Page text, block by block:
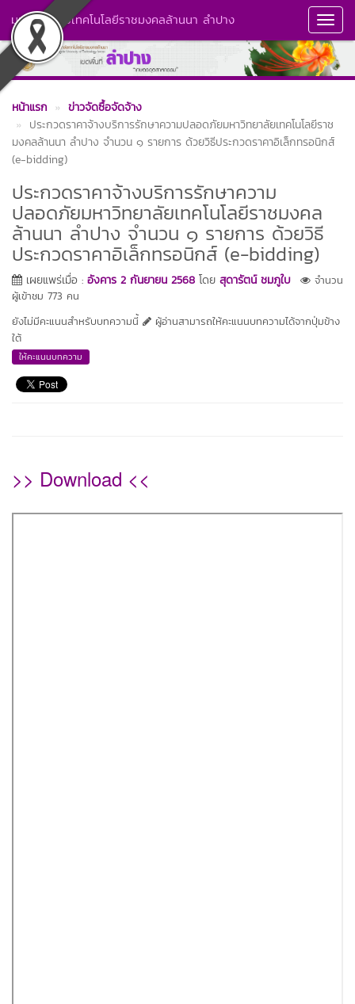
มหาวิทยาลัยเทคโนโลยีราชมงคลล้านนา ลำปาง
หน้าแรก
ข่าวจัดซื้อจัดจ้าง
ประกวดราคาจ้างบริการรักษาความปลอดภัยมหาวิทยาลัยเทคโนโลยีราช
มงคลล้านนา ลำปาง จำนวน ๑ รายการ ด้วยวิธีประกวดราคาอิเล็กทรอนิกส์
(e-bidding)
ประกวดราคาจ้างบริการรักษาความ
ปลอดภัยมหาวิทยาลัยเทคโนโลยีราชมงคล
ล้านนา ลำปาง จำนวน ๑ รายการ ด้วยวิธี
ประกวดราคาอิเล็กทรอนิกส์ (e-bidding)
เผยแพร่เมื่อ : อังคาร 2 กันยายน 2568 โดย สุดารัตน์ ชมภูใบ
จำนวน
ผู้เข้าชม 773 คน
ยังไม่มีคะแนนสำหรับบทความนี้
ผู้อ่านสามารถให้คะแนนบทความได้จากปุ่มข้าง
ใต้
ให้คะแนนบทความ
>> Download <<